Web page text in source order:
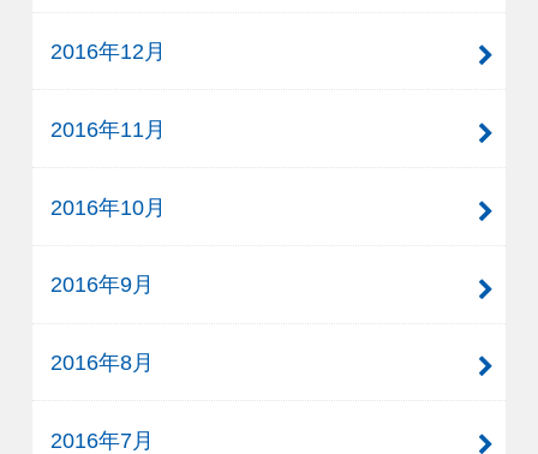
2016年12月
2016年11月
2016年10月
2016年9月
2016年8月
2016年7月